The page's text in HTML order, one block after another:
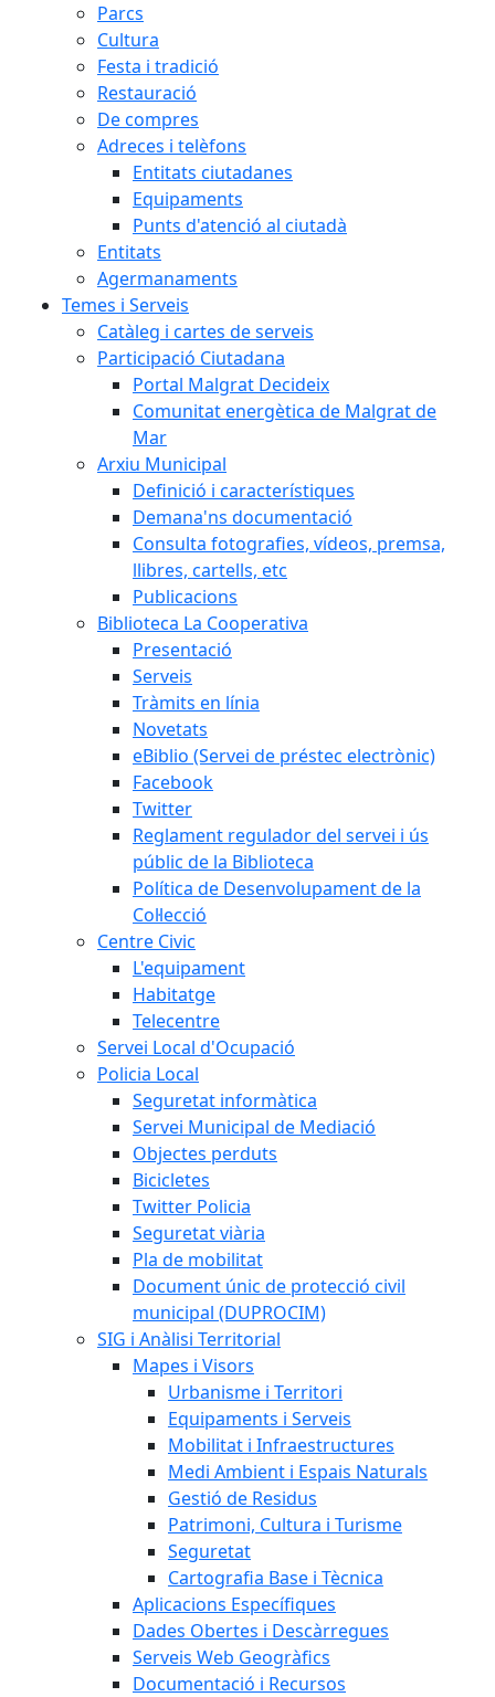
Parcs
Cultura
Festa i tradició
Restauració
De compres
Adreces i telèfons
Entitats ciutadanes
Equipaments
Punts d'atenció al ciutadà
Entitats
Agermanaments
Temes i Serveis
Catàleg i cartes de serveis
Participació Ciutadana
Portal Malgrat Decideix
Comunitat energètica de Malgrat de
Mar
Arxiu Municipal
Definició i característiques
Demana'ns documentació
Consulta fotografies, vídeos, premsa,
llibres, cartells, etc
Publicacions
Biblioteca La Cooperativa
Presentació
Serveis
Tràmits en línia
Novetats
eBiblio (Servei de préstec electrònic)
Facebook
Twitter
Reglament regulador del servei i ús
públic de la Biblioteca
Política de Desenvolupament de la
Col·lecció
Centre Civic
L'equipament
Habitatge
Telecentre
Servei Local d'Ocupació
Policia Local
Seguretat informàtica
Servei Municipal de Mediació
Objectes perduts
Bicicletes
Twitter Policia
Seguretat viària
Pla de mobilitat
Document únic de protecció civil
municipal (DUPROCIM)
SIG i Anàlisi Territorial
Mapes i Visors
Urbanisme i Territori
Equipaments i Serveis
Mobilitat i Infraestructures
Medi Ambient i Espais Naturals
Gestió de Residus
Patrimoni, Cultura i Turisme
Seguretat
Cartografia Base i Tècnica
Aplicacions Específiques
Dades Obertes i Descàrregues
Serveis Web Geogràfics
Documentació i Recursos